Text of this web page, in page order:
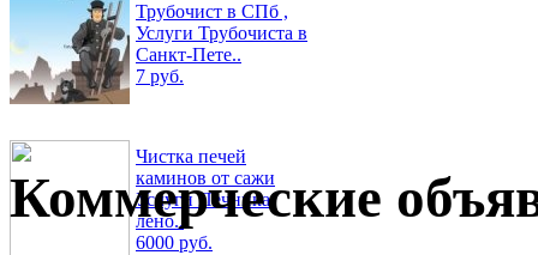
Трубочист в СПб ,
Услуги Трубочиста в
Санкт-Пете..
7 руб.
Чистка печей
каминов от сажи
Услуги Печника
лено..
6000 руб.
Коммерческие